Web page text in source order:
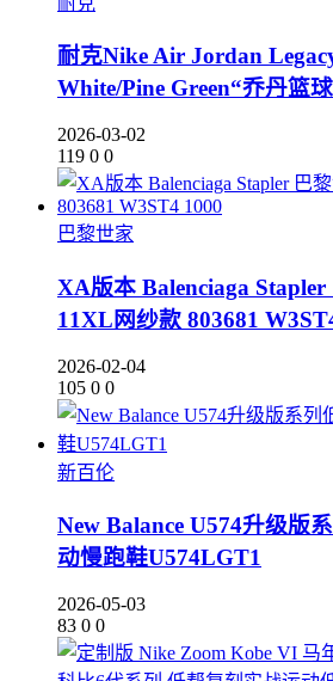
耐克Nike Air Jordan
White/Pine Green“乔丹篮
2026-03-02
119 0 0
巴黎世家
XA版本 Balenciaga
11XL网纱款 803681
2026-02-04
105 0 0
新百伦
New Balance U574升级版
动慢跑鞋U574LGT1
2026-05-03
83 0 0